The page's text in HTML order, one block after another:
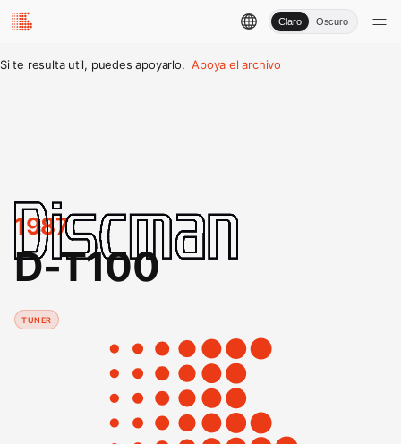
Claro Oscuro
Si te resulta util, puedes apoyarlo. Apoya el archivo
1987
D-T100
TUNER